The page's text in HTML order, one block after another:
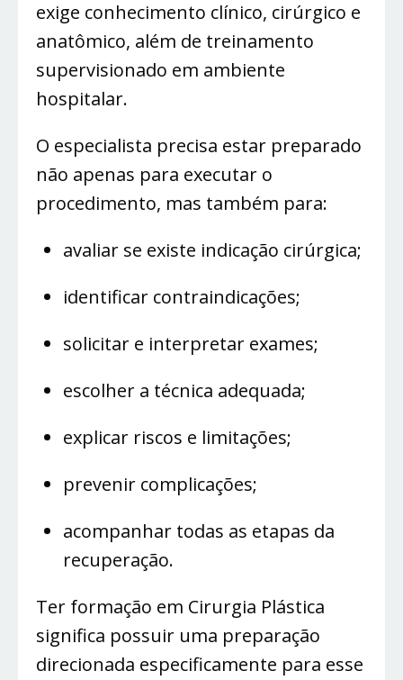
exige conhecimento clínico, cirúrgico e
anatômico, além de treinamento
supervisionado em ambiente
hospitalar.
O especialista precisa estar preparado
não apenas para executar o
procedimento, mas também para:
avaliar se existe indicação cirúrgica;
identificar contraindicações;
solicitar e interpretar exames;
escolher a técnica adequada;
explicar riscos e limitações;
prevenir complicações;
acompanhar todas as etapas da
recuperação.
Ter formação em Cirurgia Plástica
significa possuir uma preparação
direcionada especificamente para esse